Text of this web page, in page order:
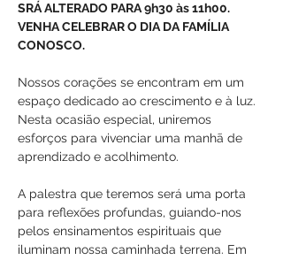
SRÁ ALTERADO PARA 9h30 às 11h00.
VENHA CELEBRAR O DIA DA FAMÍLIA
CONOSCO.
Nossos corações se encontram em um
espaço dedicado ao crescimento e à luz.
Nesta ocasião especial, uniremos
esforços para vivenciar uma manhã de
aprendizado e acolhimento.
A palestra que teremos será uma porta
para reflexões profundas, guiando-nos
pelos ensinamentos espirituais que
iluminam nossa caminhada terrena. Em